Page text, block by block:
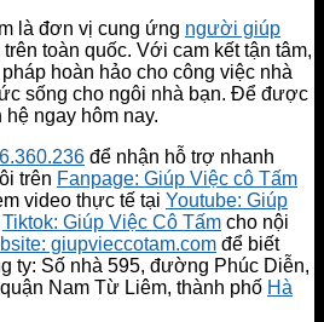
là đơn vị cung ứng người giúp
toàn quốc. Với cam kết tận tâm,
hoàn hảo cho công việc nhà
sống cho ngôi nhà bạn. Để được
ngay hôm nay.
để nhận hỗ trợ nhanh
trên Fanpage: Giúp Việc cô Tấm
video thực tế tại Youtube: Giúp
Tiktok: Giúp Việc Cô Tấm cho nội
giupvieccotam.com để biết
ty: Số nhà 595, đường Phúc Diễn,
Nam Từ Liêm, thành phố Hà